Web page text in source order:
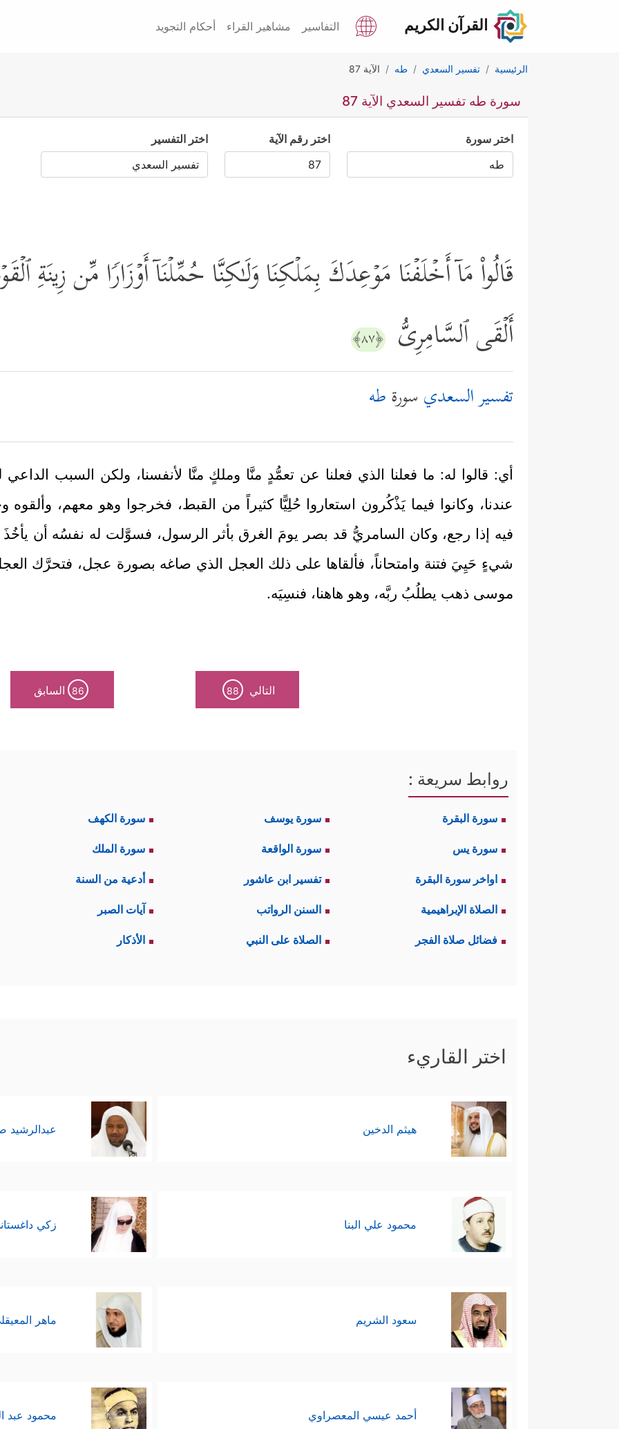
القرآن الكريم التفاسير مشاهير القراء أحكام التجويد
الرئيسية تفسير السعدي طه الآية 87
سورة طه تفسير السعدي الآية 87
اختر سورة اختر رقم الآية اختر التفسير
قَالُواْ مَاۤ أَخۡلَفۡنَا مَوۡعِدَكَ بِمَلۡكِنَا وَلَـٰكِنَّا حُمِّلۡنَاۤ أَوۡزَارࣰا مِّن زِینَةِ
أَلۡقَى ٱلسَّامِرِیُّ ﴿٨٧﴾
تفسير السعدي سورةطه
أي: قالوا له: ما فعلنا الذي فعلنا عن تعمُّدٍ منَّا وملكٍ منَّا لأنفسنا، ولكن السبب الداعي
عندنا، وكانوا فيما يَذْكُرون استعاروا حُلِيًّا كثيراً من القبط، فخرجوا وهو معهم،
فيه إذا رجع، وكان السامريُّ قد بصر يومَ الغرق بأثر الرسول، فسوَّلت له نفسُه أن يأخُذَ
شيءٍ حَيِيَ فتنة وامتحاناً، فألقاها على ذلك العجل الذي صاغه بصورة عجل، فتحرَّك
موسى ذهب يطلُبُ ربَّه، وهو هاهنا، فنسِيَه.
التالي 88
86 السابق
روابط سريعة :
سورة البقرة سورة يوسف سورة الكهف
سورة يس سورة الواقعة سورة الملك
اواخر سورة البقرة تفسير ابن عاشور أدعية من السنة
الصلاة الإبراهيمية السنن الرواتب آيات الصبر
فضائل صلاة الفجر الصلاة على النبي الأذكار
اختر القاريء
هيثم الدخين عبدالرشيد
محمود علي البنا زكي
سعود الشريم ماهر
أحمد عيسي المعصراوي محمود عبد